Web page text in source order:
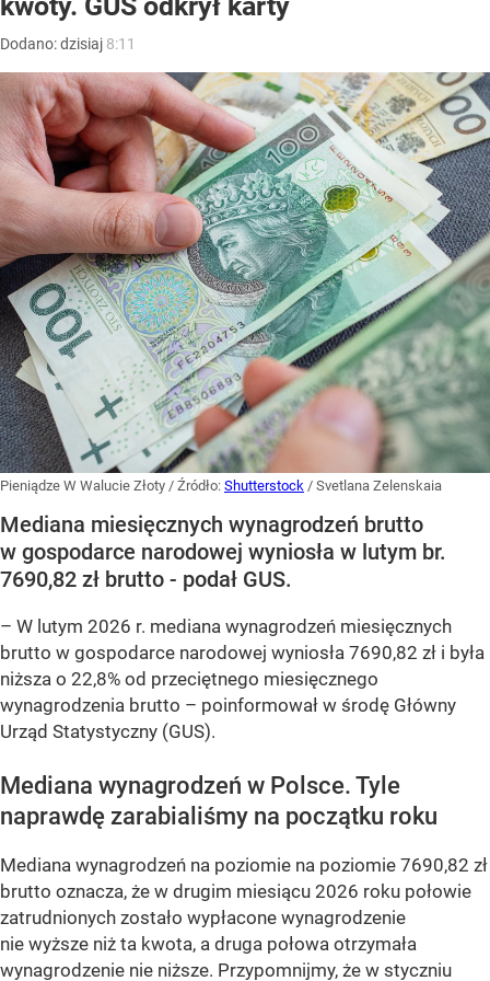
kwoty. GUS odkrył karty
Dodano:dzisiaj 8:11
Pieniądze W Walucie Złoty / Źródło: Shutterstock / Svetlana Zelenskaia
Mediana miesięcznych wynagrodzeń brutto
w gospodarce narodowej wyniosła w lutym br.
7690,82 zł brutto - podał GUS.
– W lutym 2026 r. mediana wynagrodzeń miesięcznych
brutto w gospodarce narodowej wyniosła 7690,82 zł i była
niższa o 22,8% od przeciętnego miesięcznego
wynagrodzenia brutto – poinformował w środę Główny
Urząd Statystyczny (GUS).
Mediana wynagrodzeń w Polsce. Tyle
naprawdę zarabialiśmy na początku roku
Mediana wynagrodzeń na poziomie na poziomie 7690,82 zł
brutto oznacza, że w drugim miesiącu 2026 roku połowie
zatrudnionych zostało wypłacone wynagrodzenie
nie wyższe niż ta kwota, a druga połowa otrzymała
wynagrodzenie nie niższe. Przypomnijmy, że w styczniu